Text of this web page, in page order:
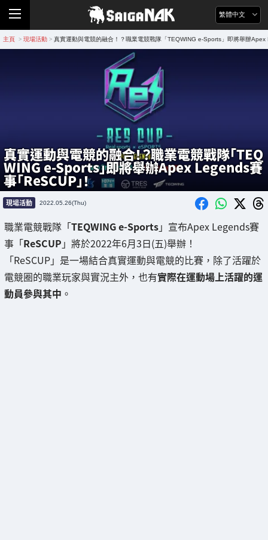
繁體中文
主頁 > 現場活動 > 真實運動與電競的融合！？職業電競戰隊「TEQWING e-Sports」即將舉辦
真實運動與電競的融合！？職業電競戰隊「TEQ
WING e-Sports」即將舉辦Apex Legends賽
事「ReSCUP」！
現場活動 2022.05.26(Thu)
職業電競戰隊「TEQWING e-Sports」宣布Apex Legends賽
事「ReSCUP 」將於2022年6月3日(五)舉辦！
「ReSCUP」是一場結合真實運動與電競的比賽，除了活躍於
電競圈的職業玩家與實況主外，也有實際在運動場上活躍的運
動員參與其中 。